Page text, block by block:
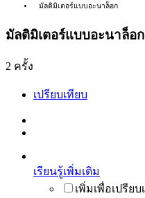
มัลติมิเตอร์แบบอะนาล็อก
มัลติมิเตอร์แบบอะนาล็อก
2 ครั้ง
เปรียบเทียบ
เรียนรู้เพิ่มเติม